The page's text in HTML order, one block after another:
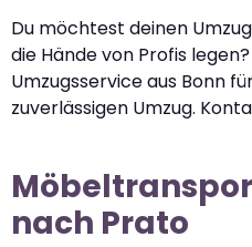
Du möchtest deinen
die Hände von Profis
Umzugsservice aus Bonn
zuverlässigen Umzug.
nach Prato